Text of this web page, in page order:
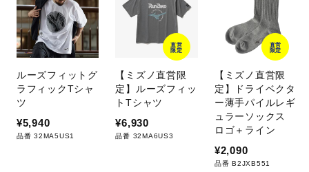
ルーズフィットグ
ラフィックTシャ
ツ
¥5,940
品番 32MA5US1
直営
限定
【ミズノ直営限
定】ルーズフィッ
トTシャツ
¥6,930
品番 32MA6US3
直営
限定
【ミズノ直営限
定】ドライベクタ
ー薄手パイルレギ
ュラーソックス
ロゴ＋ライン
¥2,090
品番 B2JXB551